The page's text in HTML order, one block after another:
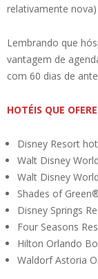
relativamente
Lembrando que
vantagem de
com 60 dias de
HOTÉIS QUE
Disney Resort
Walt Disney
Walt Disney
Shades of
Disney Springs
Four Seasons
Hilton Orlando
Waldorf Astoria